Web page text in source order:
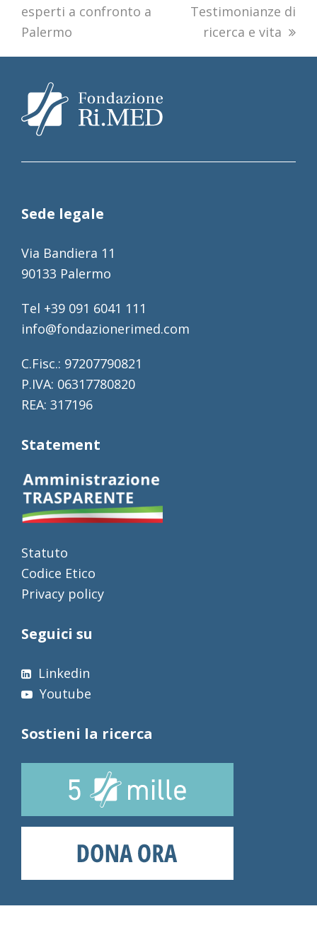
esperti a confronto a
Palermo
Testimonianze di
ricerca e vita
Sede legale
Via Bandiera 11
90133 Palermo
Tel +39 091 6041 111
info@fondazionerimed.com
C.Fisc.: 97207790821
P.IVA: 06317780820
REA: 317196
Statement
Statuto
Codice Etico
Privacy policy
Seguici su
Linkedin
Youtube
Sostieni la ricerca